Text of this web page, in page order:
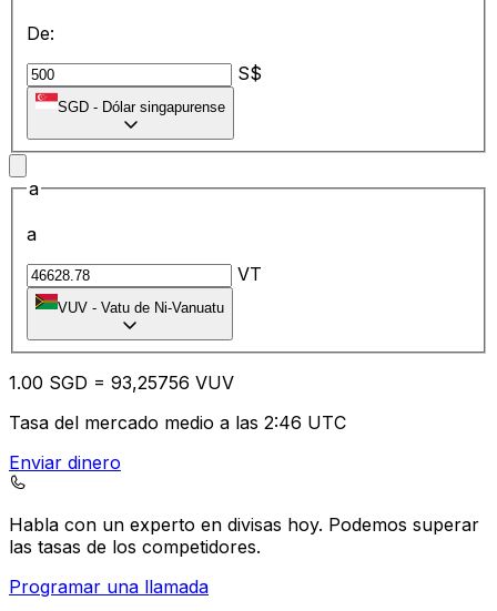
De:
S$
SGD - Dólar singapurense
a
a
VT
VUV - Vatu de Ni-Vanuatu
1.00 SGD = 93,25756 VUV
Tasa del mercado medio a las 2:46 UTC
Enviar dinero
Habla con un experto en divisas hoy. Podemos superar
las tasas de los competidores.
Programar una llamada